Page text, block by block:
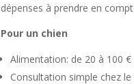
dépenses à prendre en
Pour un chien
Alimentation: de 20 à 100
Consultation simple chez